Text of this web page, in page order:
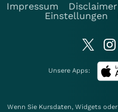
Impressum
Disclaimer
Einstellungen
Unsere Apps:
Wenn Sie Kursdaten, Widgets